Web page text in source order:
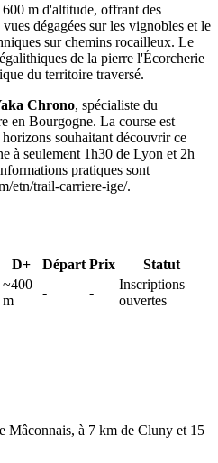
m d'altitude, offrant des
dégagées sur les vignobles et le
sur chemins rocailleux. Le
de la pierre l'Écorcherie
du territoire traversé.
Chrono, spécialiste du
en Bourgogne. La course est
souhaitant découvrir ce
à seulement 1h30 de Lyon et 2h
pratiques sont
etn/trail-carriere-ige/.
D+ Départ Prix
Statut
~400
m
- -
Inscriptions
ouvertes
Mâconnais, à 7 km de Cluny et 15